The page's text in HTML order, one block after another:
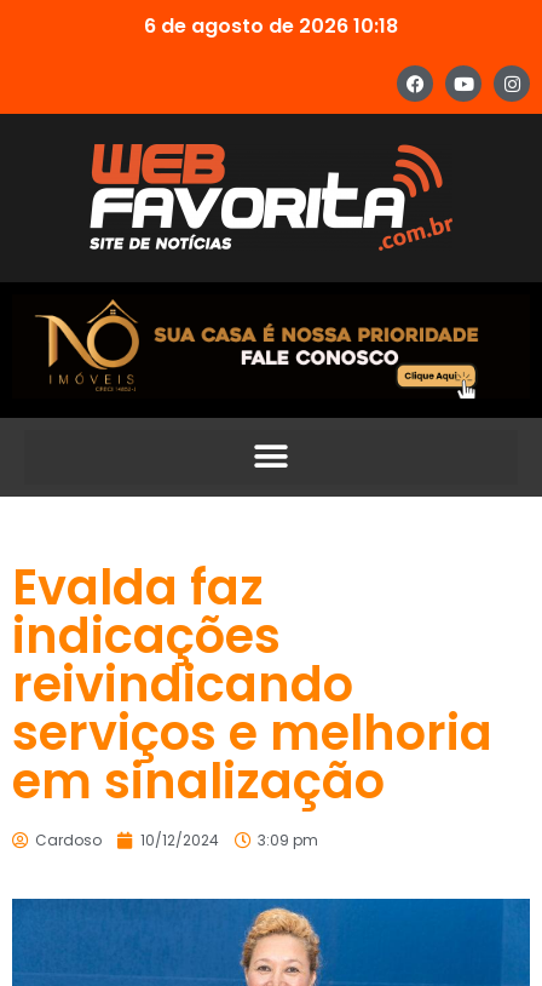
6 de agosto de 2026 10:18
Evalda faz
indicações
reivindicando
serviços e melhoria
em sinalização
Cardoso 10/12/2024 3:09 pm